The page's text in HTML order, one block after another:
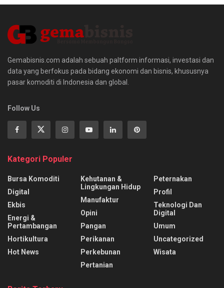
Gemabisnis.com adalah sebuah paltform informasi, investasi dan
data yang berfokus pada bidang ekonomi dan bisnis, khususnya
pasar komoditi di Indonesia dan global.
Follow Us
Kategori Populer
Bursa Komoditi
Digital
Ekbis
Energi &
Pertambangan
Hortikultura
Hot News
Kehutanan &
Lingkungan Hidup
Manufaktur
Opini
Pangan
Perikanan
Perkebunan
Pertanian
Peternakan
Profil
Teknologi Dan
Digital
Umum
Uncategorized
Wisata